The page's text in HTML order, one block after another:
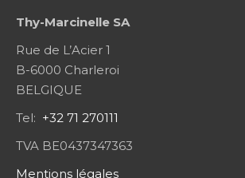
Thy-Marcinelle SA
Rue de L’Acier 1
B-6000 Charleroi
BELGIQUE
Tel: +32 71 270111
TVA BE0437347363
Mentions légales